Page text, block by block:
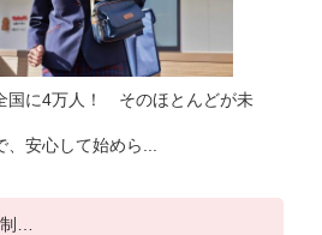
国に4万人！ そのほとんどが未
安心して始めら...